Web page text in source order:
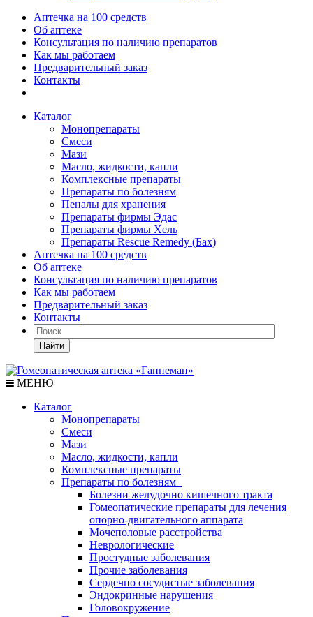
Аптечка на 100 средств
Об аптеке
Консультация по наличию препаратов
Как мы работаем
Предварительный заказ
Контакты
Каталог
Монопрепараты
Смеси
Мази
Масло, жидкости, капли
Комплексные препараты
Препараты по болезням
Пеналы для хранения
Препараты фирмы Эдас
Препараты фирмы Хель
Препараты Rescue Remedy (Бах)
Аптечка на 100 средств
Об аптеке
Консультация по наличию препаратов
Как мы работаем
Предварительный заказ
Контакты
Найти
МЕНЮ
Каталог
Монопрепараты
Смеси
Мази
Масло, жидкости, капли
Комплексные препараты
Препараты по болезням
Болезни желудочно кишечного тракта
Гомеопатические препараты для лечения
опорно-двигательного аппарата
Мочеполовые расстройства
Неврологические
Простудные заболевания
Прочие заболевания
Сердечно сосудистые заболевания
Эндокринные нарушения
Головокружение